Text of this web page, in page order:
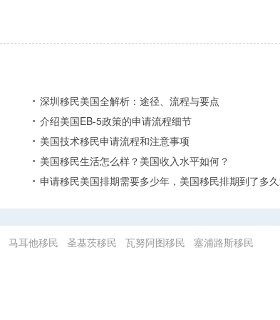
深圳移民美国全解析：途径、流程与要点
介绍美国EB-5政策的申请流程细节
美国技术移民申请流程和注意事项
美国移民生活怎么样？美国收入水平如何？
申请移民美国排期需要多少年，美国移民排期到了多
马耳他移民 圣基茨移民 瓦努阿图移民 塞浦路斯移民